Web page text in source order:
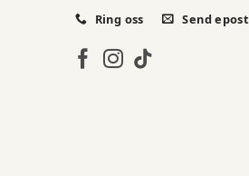
Ring oss Send epost